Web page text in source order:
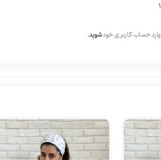
وارد حساب کاربری خودشوید.